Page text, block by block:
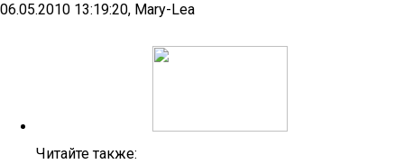
06.05.2010 13:19:20, Mary-Lea
Читайте также: